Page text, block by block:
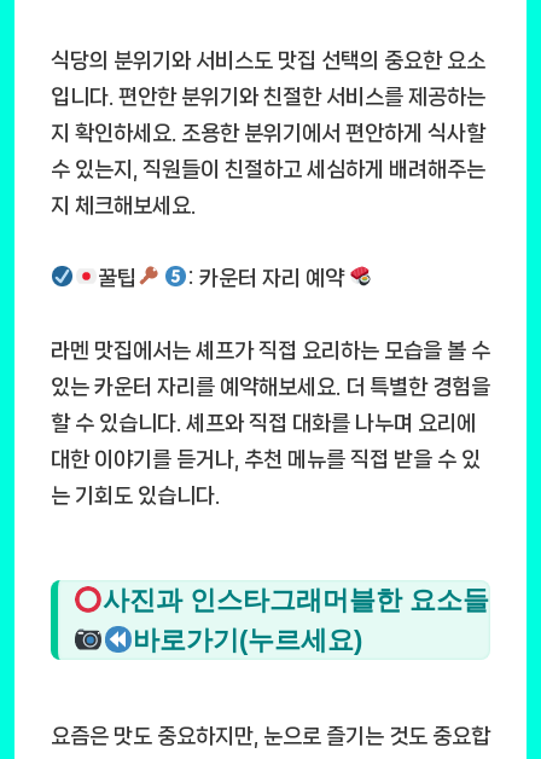
식당의 분위기와 서비스도 맛집 선택의 중요한 요소
입니다. 편안한 분위기와 친절한 서비스를 제공하는
지 확인하세요. 조용한 분위기에서 편안하게 식사할
수 있는지, 직원들이 친절하고 세심하게 배려해주는
지 체크해보세요.
꿀팁 : 카운터 자리 예약
라멘 맛집에서는 셰프가 직접 요리하는 모습을 볼 수
있는 카운터 자리를 예약해보세요. 더 특별한 경험을
할 수 있습니다. 셰프와 직접 대화를 나누며 요리에
대한 이야기를 듣거나, 추천 메뉴를 직접 받을 수 있
는 기회도 있습니다.
사진과 인스타그래머블한 요소들
바로가기(누르세요)
요즘은 맛도 중요하지만, 눈으로 즐기는 것도 중요합